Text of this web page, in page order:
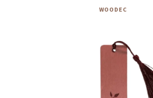
WOODEC